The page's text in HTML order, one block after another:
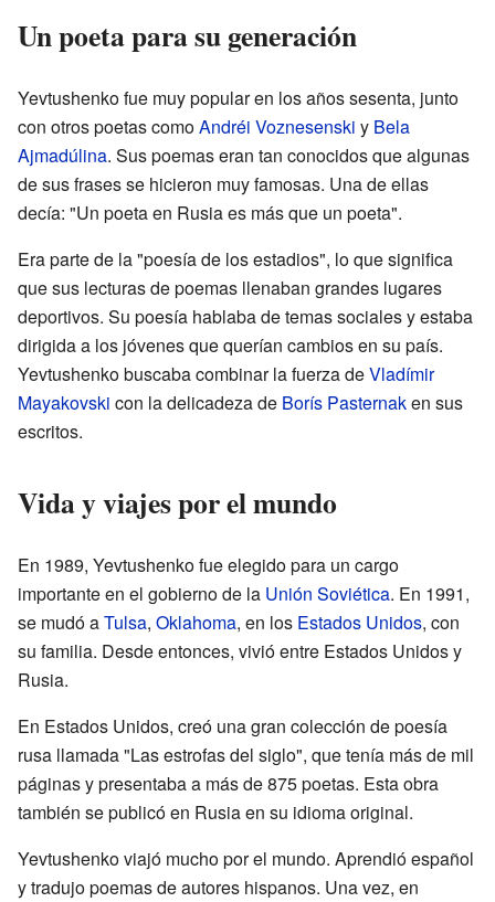
Un poeta para su generación
Yevtushenko fue muy popular en los años sesenta, junto
con otros poetas comoAndréi Voznesenski y Bela
Ajmadúlina. Sus poemas eran tan conocidos que algunas
de sus frases se hicieron muy famosas. Una de ellas
decía: "Un poeta en Rusia es más que un poeta".
Era parte de la "poesía de los estadios", lo que significa
que sus lecturas de poemas llenaban grandes lugares
deportivos. Su poesía hablaba de temas sociales y estaba
dirigida a los jóvenes que querían cambios en su país.
Yevtushenko buscaba combinar la fuerza deVladímir
Mayakovski con la delicadeza de Borís Pasternaken sus
escritos.
Vida y viajes por el mundo
En 1989, Yevtushenko fue elegido para un cargo
importante en el gobierno de la Unión Soviética. En 1991,
se mudó aTulsa, Oklahoma, en los Estados Unidos, con
su familia. Desde entonces, vivió entre Estados Unidos y
Rusia.
En Estados Unidos, creó una gran colección de poesía
rusa llamada "Las estrofas del siglo", que tenía más de mil
páginas y presentaba a más de 875 poetas. Esta obra
también se publicó en Rusia en su idioma original.
Yevtushenko viajó mucho por el mundo. Aprendió español
y tradujo poemas de autores hispanos. Una vez, en